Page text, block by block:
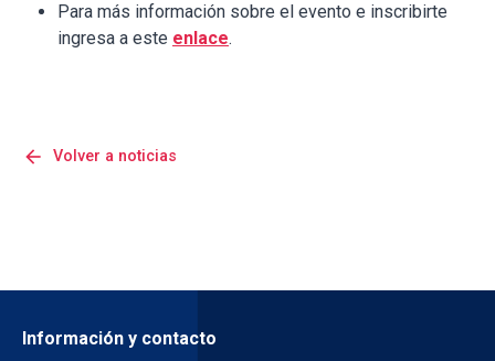
Para más información sobre el evento e inscribirte
ingresa a este enlace.
arrow_back Volver a noticias
Información y contacto